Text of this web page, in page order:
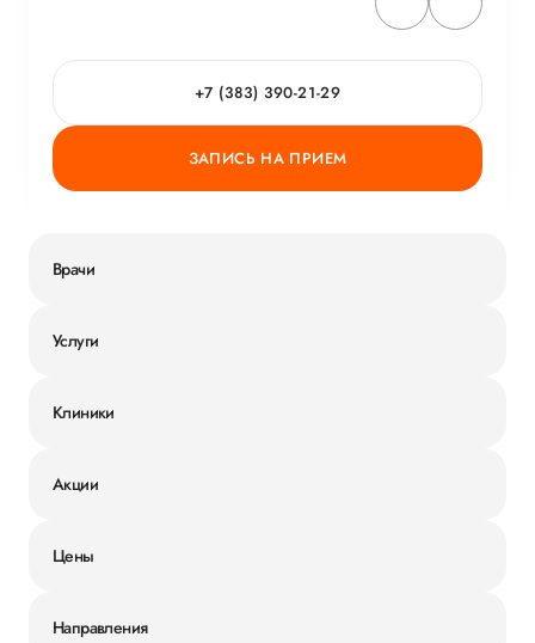
ГОРЯЧАЯ ЛИНИЯ КАЧЕСТВА
+7 (383) 390-21-29
ЗАПИСЬ НА ПРИЕМ
Врачи
Услуги
Клиники
Акции
Цены
Направления